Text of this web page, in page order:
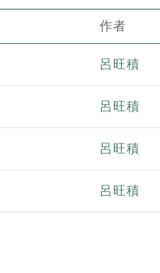
作者
呂旺積
呂旺積
呂旺積
呂旺積